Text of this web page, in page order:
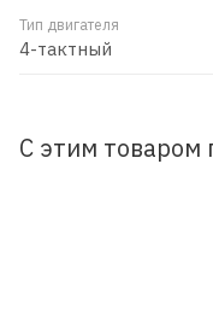
Тип двигателя
4-тактный
С этим товаром